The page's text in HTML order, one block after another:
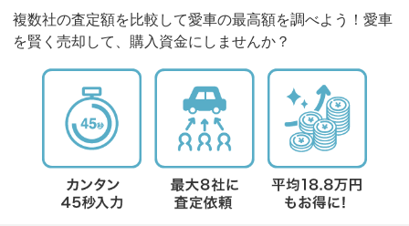
複数社の査定額を比較して愛車の最高額を調べよう！愛車
を賢く売却して、購入資金にしませんか？